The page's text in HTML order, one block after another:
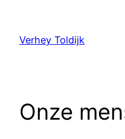
Verhey Toldijk
Onze